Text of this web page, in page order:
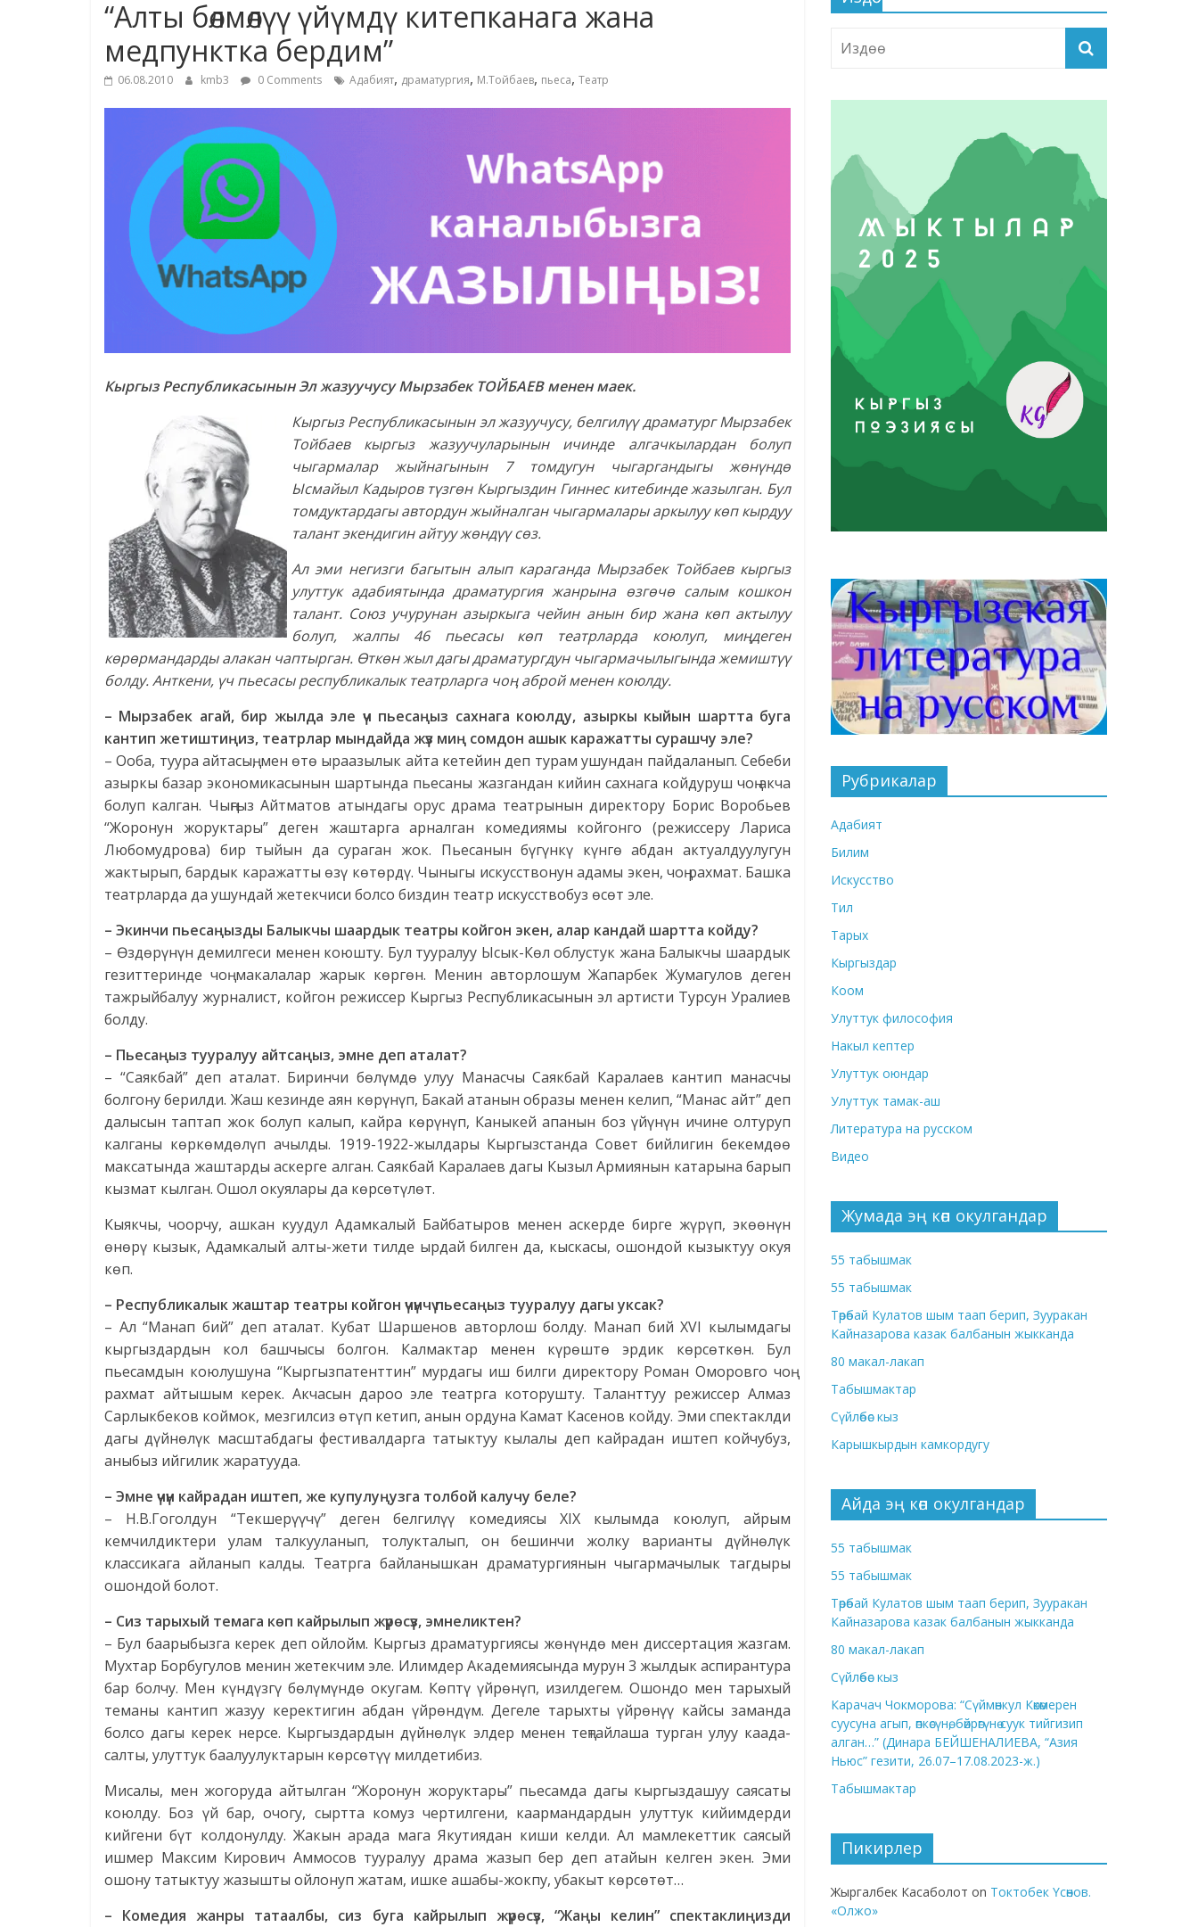
“Алты бөлмөлүү үйүмдү китепканага жана
медпунктка бердим”
06.08.2010 kmb3 0 Comments Адабият, драматургия, М.Тойбаев, пьеса, Театр
Кыргыз Республикасынын Эл жазуучусу Мырзабек ТОЙБАЕВ менен маек.
Кыргыз Республикасынын эл жазуучусу, белгилүү драматург Мырзабек
Тойбаев кыргыз жазуучуларынын ичинде алгачкылардан болуп
чыгармалар жыйнагынын 7 томдугун чыгаргандыгы жөнүндө
Ысмайыл Кадыров түзгөн Кыргыздин Гиннес китебинде жазылган. Бул
томдуктардагы автордун жыйналган чыгармалары аркылуу көп кырдуу
талант экендигин айтуу жөндүү сөз.
Ал эми негизги багытын алып караганда Мырзабек Тойбаев кыргыз
улуттук адабиятында драматургия жанрына өзгөчө салым кошкон
талант. Союз учурунан азыркыга чейин анын бир жана көп актылуу
болуп, жалпы 46 пьесасы көп театрларда коюлуп, миңдеген
көрөрмандарды алакан чаптырган. Өткөн жыл дагы драматургдун чыгармачылыгында жемиштүү
болду. Анткени, үч пьесасы республикалык театрларга чоң аброй менен коюлду.
– Мырзабек агай, бир жылда эле үч пьесаңыз сахнага коюлду, азыркы кыйын шартта буга
кантип жетиштиңиз, театрлар мындайда жүз миң сомдон ашык каражатты сурашчу эле?
– Ооба, туура айтасың, мен өтө ыраазылык айта кетейин деп турам ушундан пайдаланып. Себеби
азыркы базар экономикасынын шартында пьесаны жазгандан кийин сахнага койдуруш чоң акча
болуп калган. Чыңгыз Айтматов атындагы орус драма театрынын директору Борис Воробьев
“Жоронун жоруктары” деген жаштарга арналган комедиямы койгонго (режиссеру Лариса
Любомудрова) бир тыйын да сураган жок. Пьесанын бүгүнкү күнгө абдан актуалдуулугун
жактырып, бардык каражатты өзү көтөрдү. Чыныгы искусствонун адамы экен, чоң рахмат. Башка
театрларда да ушундай жетекчиси болсо биздин театр искусствобуз өсөт эле.
– Экинчи пьесаңызды Балыкчы шаардык театры койгон экен, алар кандай шартта койду?
– Өздөрүнүн демилгеси менен коюшту. Бул тууралуу Ысык-Көл облустук жана Балыкчы шаардык
гезиттеринде чоң макалалар жарык көргөн. Менин авторлошум Жапарбек Жумагулов деген
тажрыйбалуу журналист, койгон режиссер Кыргыз Республикасынын эл артисти Турсун Уралиев
болду.
– Пьесаңыз тууралуу айтсаңыз, эмне деп аталат?
– “Саякбай” деп аталат. Биринчи бөлүмдө улуу Манасчы Саякбай Каралаев кантип манасчы
болгону берилди. Жаш кезинде аян көрүнүп, Бакай атанын образы менен келип, “Манас айт” деп
далысын таптап жок болуп калып, кайра көрүнүп, Каныкей апанын боз үйүнүн ичине олтуруп
калганы көркөмдөлүп ачылды. 1919-1922-жылдары Кыргызстанда Совет бийлигин бекемдөө
максатында жаштарды аскерге алган. Саякбай Каралаев дагы Кызыл Армиянын катарына барып
кызмат кылган. Ошол окуялары да көрсөтүлөт.
Кыякчы, чоорчу, ашкан куудул Адамкалый Байбатыров менен аскерде бирге жүрүп, экөөнүн
өнөрү кызык, Адамкалый алты-жети тилде ырдай билген да, кыскасы, ошондой кызыктуу окуя
көп.
– Республикалык жаштар театры койгон үчүнчү пьесаңыз тууралуу дагы уксак?
– Ал “Манап бий” деп аталат. Кубат Шаршенов авторлош болду. Манап бий XVI кылымдагы
кыргыздардын кол башчысы болгон. Калмактар менен күрөштө эрдик көрсөткөн. Бул
пьесамдын коюлушуна “Кыргызпатенттин” мурдагы иш билги директору Роман Оморовго чоң
рахмат айтышым керек. Акчасын дароо эле театрга которушту. Таланттуу режиссер Алмаз
Сарлыкбеков коймок, мезгилсиз өтүп кетип, анын ордуна Камат Касенов койду. Эми спектаклди
дагы дүйнөлүк масштабдагы фестивалдарга татыктуу кылалы деп кайрадан иштеп койчубуз,
аныбыз ийгилик жаратууда.
– Эмне үчүн кайрадан иштеп, же купулуңузга толбой калучу беле?
– Н.В.Гоголдун “Текшерүүчү” деген белгилүү комедиясы XIХ кылымда коюлуп, айрым
кемчилдиктери улам талкууланып, толукталып, он бешинчи жолку варианты дүйнөлүк
классикага айланып калды. Театрга байланышкан драматургиянын чыгармачылык тагдыры
ошондой болот.
– Сиз тарыхый темага көп кайрылып жүрөсүз, эмнеликтен?
– Бул баарыбызга керек деп ойлойм. Кыргыз драматургиясы жөнүндө мен диссертация жазгам.
Мухтар Борбугулов менин жетекчим эле. Илимдер Академиясында мурун 3 жылдык аспирантура
бар болчу. Мен күндүзгү бөлүмүндө окугам. Көптү үйрөнүп, изилдегем. Ошондо мен тарыхый
теманы кантип жазуу керектигин абдан үйрөндүм. Дегеле тарыхты үйрөнүү кайсы заманда
болсо дагы керек нерсе. Кыргыздардын дүйнөлүк элдер менен теңтайлаша турган улуу каада-
салты, улуттук баалуулуктарын көрсөтүү милдетибиз.
Мисалы, мен жогоруда айтылган “Жоронун жоруктары” пьесамда дагы кыргыздашуу саясаты
коюлду. Боз үй бар, очогу, сыртта комуз чертилгени, каармандардын улуттук кийимдерди
кийгени бүт колдонулду. Жакын арада мага Якутиядан киши келди. Ал мамлекеттик саясый
ишмер Максим Кирович Аммосов тууралуу драма жазып бер деп атайын келген экен. Эми
ошону татыктуу жазышты ойлонуп жатам, ишке ашабы-жокпу, убакыт көрсөтөт…
– Комедия жанры татаалбы, сиз буга кайрылып жүрөсүз, “Жаңы келин” спектаклиңизди
Рубрикалар
Адабият
Билим
Искусство
Тил
Тарых
Кыргыздар
Коом
Улуттук философия
Накыл кептер
Улуттук оюндар
Улуттук тамак-аш
Литература на русском
Видео
Жумада эң көп окулгандар
55 табышмак
55 табышмак
Төрөбай Кулатов шым таап берип, Зууракан
Кайназарова казак балбанын жыкканда
80 макал-лакап
Табышмактар
Сүйлөбөс кыз
Карышкырдын камкордугу
Айда эң көп окулгандар
55 табышмак
55 табышмак
Төрөбай Кулатов шым таап берип, Зууракан
Кайназарова казак балбанын жыкканда
80 макал-лакап
Сүйлөбөс кыз
Карачач Чокморова: “Сүймөнкул Көкөмерен
суусуна агып, өпкөсүнө, бөйрөгүнө суук тийгизип
алган…” (Динара БЕЙШЕНАЛИЕВА, “Азия
Ньюс” гезити, 26.07–17.08.2023-ж.)
Табышмактар
Пикирлер
Жыргалбек Касаболот on Токтобек Үсөнов.
«Олжо»